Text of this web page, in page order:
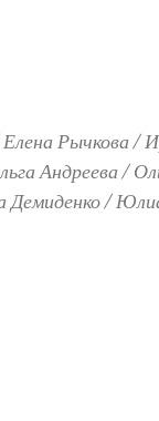
Елена Рычкова
Андреева
Демиденко